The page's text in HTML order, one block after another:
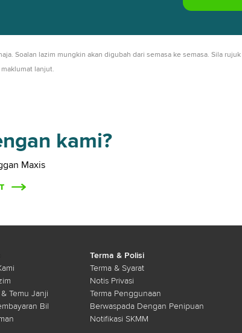
Soalan lazim mungkin akan digubah dari semasa ke semasa. Sila rujuk
lanjut.
kami?
Maxis
Temu Janji
Bil
Terma & Polisi
Terma & Syarat
Notis Privasi
Terma Penggunaan
Berwaspada Dengan Penipuan
Notifikasi SKMM